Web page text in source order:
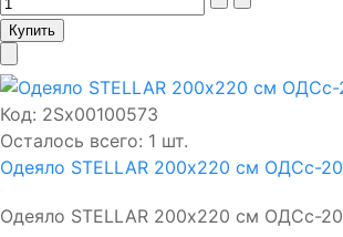
Код: 2Sх00100573
Осталось всего: 1 шт.
Одеяло STELLAR 200х220 см ОДСс-20
Одеяло STELLAR 200х220 см ОДСс-20